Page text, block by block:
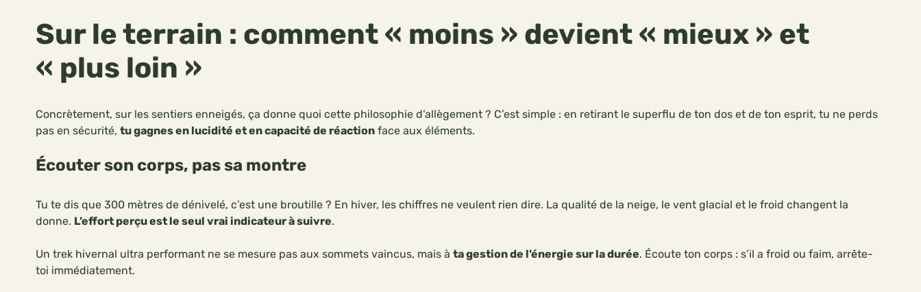
Sur le terrain : comment « moins » devient « mieux » et
« plus loin »
Concrètement, sur les sentiers enneigés, ça donne quoi cette philosophie d’allègement ? C’est simple : en retirant le superflu de ton dos et de ton esprit, tu ne perds
pas en sécurité, tu gagnes en lucidité et en capacité de réaction face aux éléments.
Écouter son corps, pas sa montre
Tu te dis que 300 mètres de dénivelé, c’est une broutille ? En hiver, les chiffres ne veulent rien dire. La qualité de la neige, le vent glacial et le froid changent la
donne. L’effort perçu est le seul vrai indicateur à suivre.
Un trek hivernal ultra performant ne se mesure pas aux sommets vaincus, mais à ta gestion de l’énergie sur la durée. Écoute ton corps : s’il a froid ou faim, arrête-
toi immédiatement.